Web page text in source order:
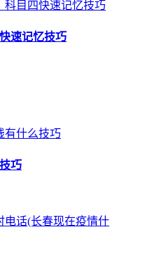
速记忆技巧
巧